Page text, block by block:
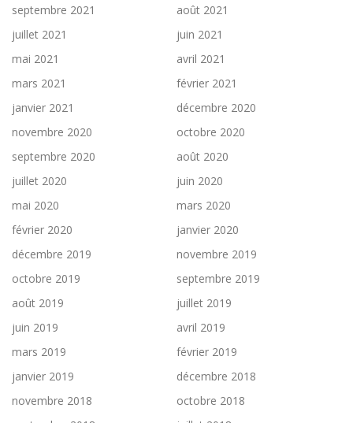
septembre 2021
août 2021
juillet 2021
juin 2021
mai 2021
avril 2021
mars 2021
février 2021
janvier 2021
décembre 2020
novembre 2020
octobre 2020
septembre 2020
août 2020
juillet 2020
juin 2020
mai 2020
mars 2020
février 2020
janvier 2020
décembre 2019
novembre 2019
octobre 2019
septembre 2019
août 2019
juillet 2019
juin 2019
avril 2019
mars 2019
février 2019
janvier 2019
décembre 2018
novembre 2018
octobre 2018